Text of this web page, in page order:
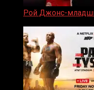
Рой Джонс-